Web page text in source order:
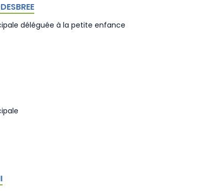
déléguée à la petite enfance